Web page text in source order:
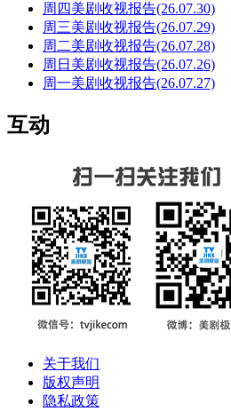
周四美剧收视报告(26.07.30)
周三美剧收视报告(26.07.29)
周二美剧收视报告(26.07.28)
周日美剧收视报告(26.07.26)
周一美剧收视报告(26.07.27)
互动
关于我们
版权声明
隐私政策